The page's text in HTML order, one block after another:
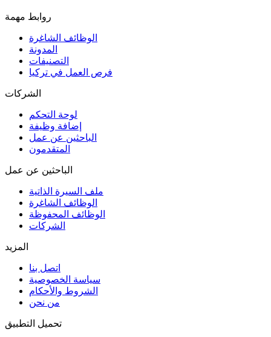
روابط مهمة
الوظائف الشاغرة
المدونة
التصنيفات
فرص العمل في تركيا
الشركات
لوحة التحكم
إضافة وظيفة
الباحثين عن عمل
المتقدمون
الباحثين عن عمل
ملف السيرة الذاتية
الوظائف الشاغرة
الوظائف المحفوظة
الشركات
المزيد
اتصل بنا
سياسة الخصوصية
الشروط والأحكام
من نحن
تحميل التطبيق